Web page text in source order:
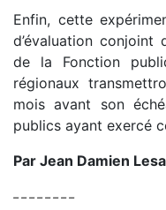
Enfin, cette
d’évaluation conjoint
de la Fonction
régionaux
mois avant son
publics ayant exercé
Par Jean Damien
– – – – – – – –